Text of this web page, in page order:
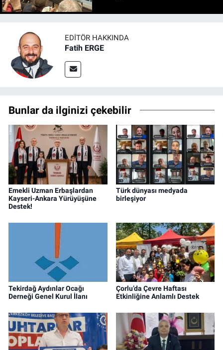
EDITÖR HAKKINDA
Fatih ERGE
Bunlar da ilginizi çekebilir
Emekli Uzman Erbaşlardan
Kayseri-Ankara Yürüyüşüne
Destek!
Türk dünyası medyada
birleşiyor
Tekirdağ Aydınlar Ocağı
Derneği Genel Kurul İlanı
Çorlu’da Çevre Haftası
Etkinliğine Anlamlı Destek